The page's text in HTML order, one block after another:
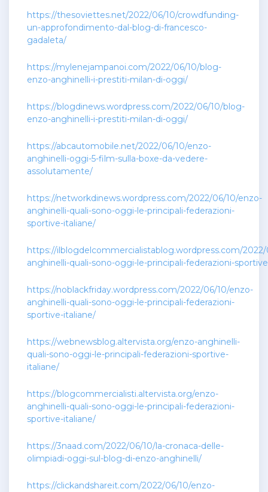
https://thesoviettes.net/2022/06/10/crowdfunding-
un-approfondimento-dal-blog-di-francesco-
gadaleta/
https://mylenejampanoi.com/2022/06/10/blog-
enzo-anghinelli-i-prestiti-milan-di-oggi/
https://blogdinews.wordpress.com/2022/06/10/blog-
enzo-anghinelli-i-prestiti-milan-di-oggi/
https://abcautomobile.net/2022/06/10/enzo-
anghinelli-oggi-5-film-sulla-boxe-da-vedere-
assolutamente/
https://networkdinews.wordpress.com/2022/06/10/enzo-
anghinelli-quali-sono-oggi-le-principali-federazioni-
sportive-italiane/
https://ilblogdelcommercialistablog.wordpress.com/
anghinelli-quali-sono-oggi-le-principali-federazioni-
https://noblackfriday.wordpress.com/2022/06/10/enzo-
anghinelli-quali-sono-oggi-le-principali-federazioni-
sportive-italiane/
https://webnewsblog.altervista.org/enzo-anghinelli-
quali-sono-oggi-le-principali-federazioni-sportive-
italiane/
https://blogcommercialisti.altervista.org/enzo-
anghinelli-quali-sono-oggi-le-principali-federazioni-
sportive-italiane/
https://3naad.com/2022/06/10/la-cronaca-delle-
olimpiadi-oggi-sul-blog-di-enzo-anghinelli/
https://clickandshareit.com/2022/06/10/enzo-